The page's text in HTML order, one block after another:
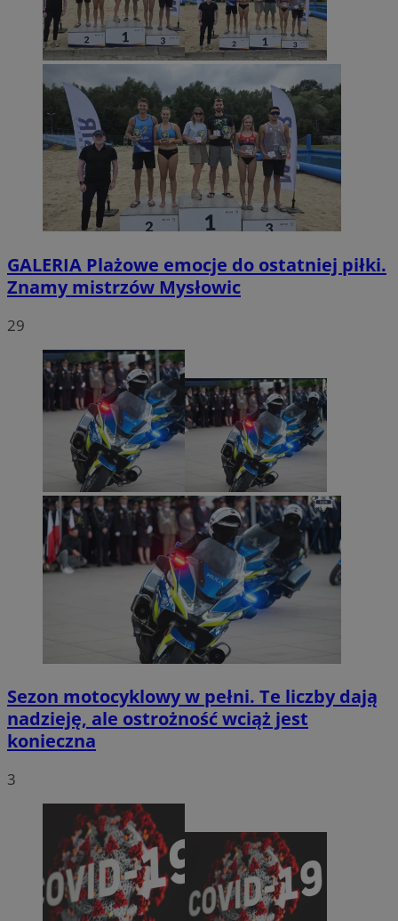
GALERIA Plażowe emocje do ostatniej piłki.
Znamy mistrzów Mysłowic
29
Sezon motocyklowy w pełni. Te liczby dają
nadzieję, ale ostrożność wciąż jest
konieczna
3